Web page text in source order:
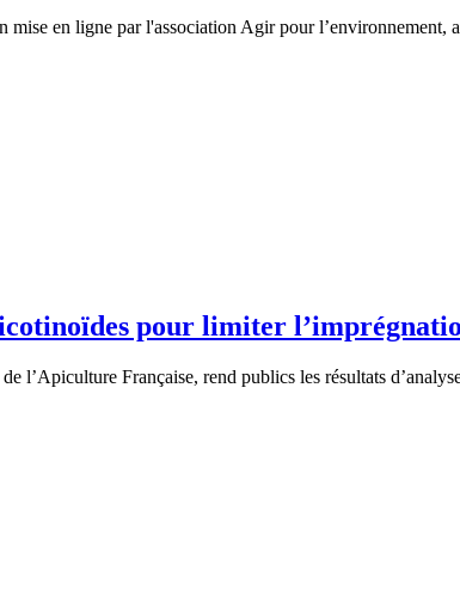
en ligne par l'association Agir pour
pour limiter
l’Apiculture Française, rend publics les résultats